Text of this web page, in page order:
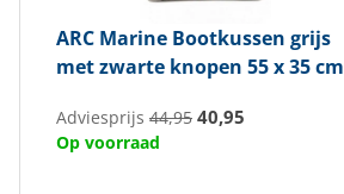
ARC Marine Bootkussen grijs
met zwarte knopen 55 x 35 cm
Adviesprijs 44,95 40,95
Op voorraad